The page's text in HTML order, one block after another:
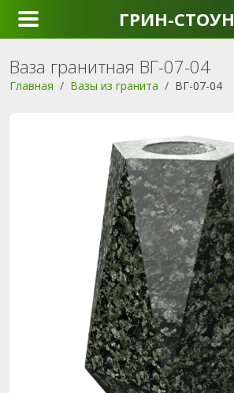
ГРИН-СТОУН
Ваза гранитная ВГ-07-04
Главная Вазы из гранита ВГ-07-04